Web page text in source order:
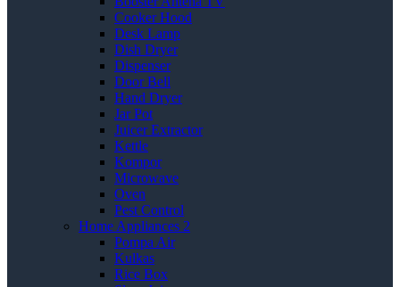
Cooker Hood
Desk Lamp
Dish Dryer
Dispenser
Door Bell
Hand Dryer
Jar Pot
Juicer Extractor
Kettle
Kompor
Microwave
Oven
Pest Control
Home Appliances 2
Pompa Air
Kulkas
Rice Box